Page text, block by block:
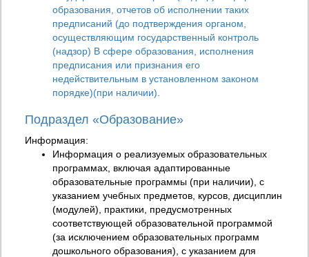
образования, отчетов об исполнении таких
предписаний (до подтверждения органом,
осуществляющим государственный контроль
(надзор) B сфере образования, исполнения
предписания или признания его
недействительным в установленном законом
порядке)(при наличии).
Подраздел «Образование»
Информация:
Информация о реализуемых образовательных
программах, включая адаптированные
образовательные программы (при наличии), с
указанием учебных предметов, курсов, дисциплин
(модулей), практики, предусмотренных
соответствующей образовательной программой
(за исключением образовательных программ
дошкольного образования), с указанием для